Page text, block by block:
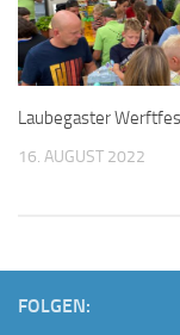
Laubegaster
16. AUGUST 2022
FOLGEN: